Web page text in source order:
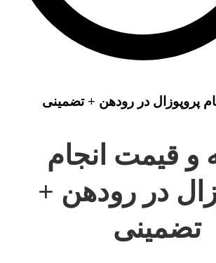
پروپوزال در رودهن + تضمینی
و قیمت انجام
در رودهن +
تضمینی